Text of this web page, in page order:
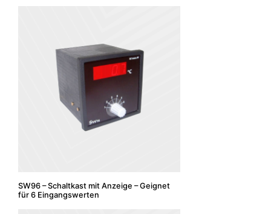
SW96 – Schaltkast mit Anzeige – Geignet
für 6 Eingangswerten